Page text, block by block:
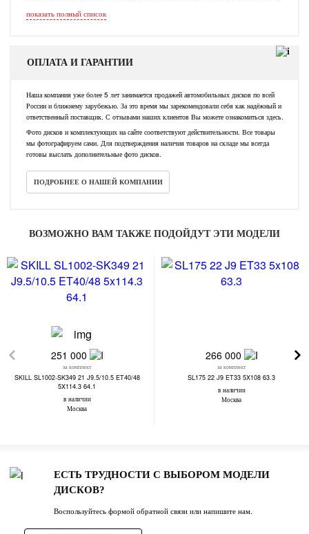
показать полный список
ОПЛАТА И ГАРАНТИИ
Наша компания уже более 5 лет занимается продажей автомобильных дисков по всей
России и ближнему зарубежью. За это время мы зарекомендовали себя как надёжный и
ответственный поставщик. С отзывами наших клиентов Вы можете ознакомиться здесь.
Фото дисков и комплектующих на сайте соответствуют действительности. Все товары
мы фотографируем сами. Для подтверждения наличия товаров на складе мы всегда
готовы выслать дополнительные фото дисков.
ПОДРОБНЕЕ О НАШЕЙ КОМПАНИИ
ВОЗМОЖНО ВАМ ТАКЖЕ ПОДОЙДУТ ЭТИ МОДЕЛИ
251 000
за комплект
SKILL SL1002-SK349 21 J9.5/10.5 ET40/48
5X114.3 64.1
в наличии
Москва
266 000
за комплект
SL175 22 J9 ET33 5X108 63.3
в наличии
Москва
ЕСТЬ ТРУДНОСТИ С ВЫБОРОМ МОДЕЛИ
ДИСКОВ?
Воспользуйтесь формой обратной связи или напишите нам.